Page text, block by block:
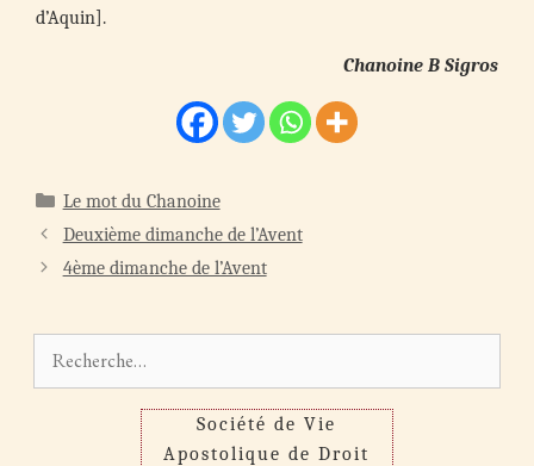
d’Aquin].
Chanoine B Sigros
Catégories
Le mot du Chanoine
Navigation
des
Deuxième dimanche de l’Avent
4ème dimanche de l’Avent
Société de Vie
Apostolique de Droit